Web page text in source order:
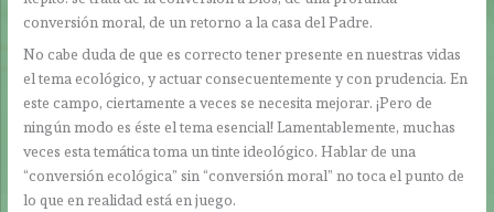
conversión moral, de un retorno a la casa del Padre.
No cabe duda de que es correcto tener presente en nuestras vidas
el tema ecológico, y actuar consecuentemente y con prudencia. En
este campo, ciertamente a veces se necesita mejorar. ¡Pero de
ningún modo es éste el tema esencial! Lamentablemente, muchas
veces esta temática toma un tinte ideológico. Hablar de una
“conversión ecológica” sin “conversión moral” no toca el punto de
lo que en realidad está en juego.